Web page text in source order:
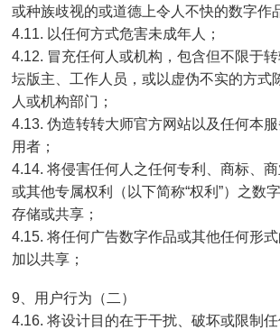
或种族歧视的或道德上令人不快的数字作
4.11. 以任何方式危害未成年人；
4.12. 冒充任何人或机构，包含但不限于
坛版主、工作人员，或以虚伪不实的方式
人或机构部门；
4.13. 伪造转转大师官方网站以及任何本
用者；
4.14. 将侵害任何人之任何专利、商标、
或其他专属权利（以下简称“权利”）之数
存储或共享；
4.15. 将任何广告数字作品或其他任何形
加以共享；
9、用户行为（二）
4.16. 将设计目的在于干扰、破坏或限制任